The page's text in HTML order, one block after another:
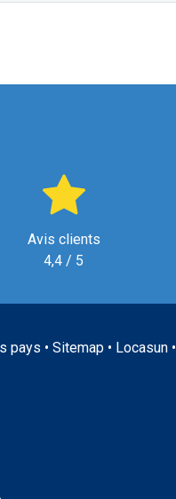
Avis clients
4,4 / 5
pays • Sitemap• Locasun•